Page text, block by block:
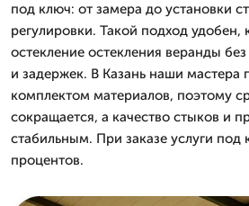
под ключ: от замера до установки
регулировки. Такой подход удобен,
остекление остекления веранды
и задержек. В Казань наши мастера
комплектом материалов, поэтому
сокращается, а качество стыков и
стабильным. При заказе услуги под
процентов.